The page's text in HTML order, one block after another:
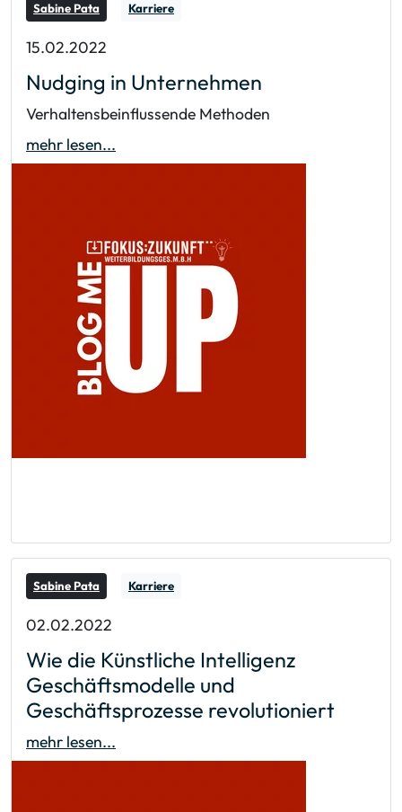
Sabine Pata Karriere
15.02.2022
Nudging in Unternehmen
Verhaltensbeinflussende Methoden
mehr lesen...
Sabine Pata Karriere
02.02.2022
Wie die Künstliche Intelligenz
Geschäftsmodelle und
Geschäftsprozesse revolutioniert
mehr lesen...